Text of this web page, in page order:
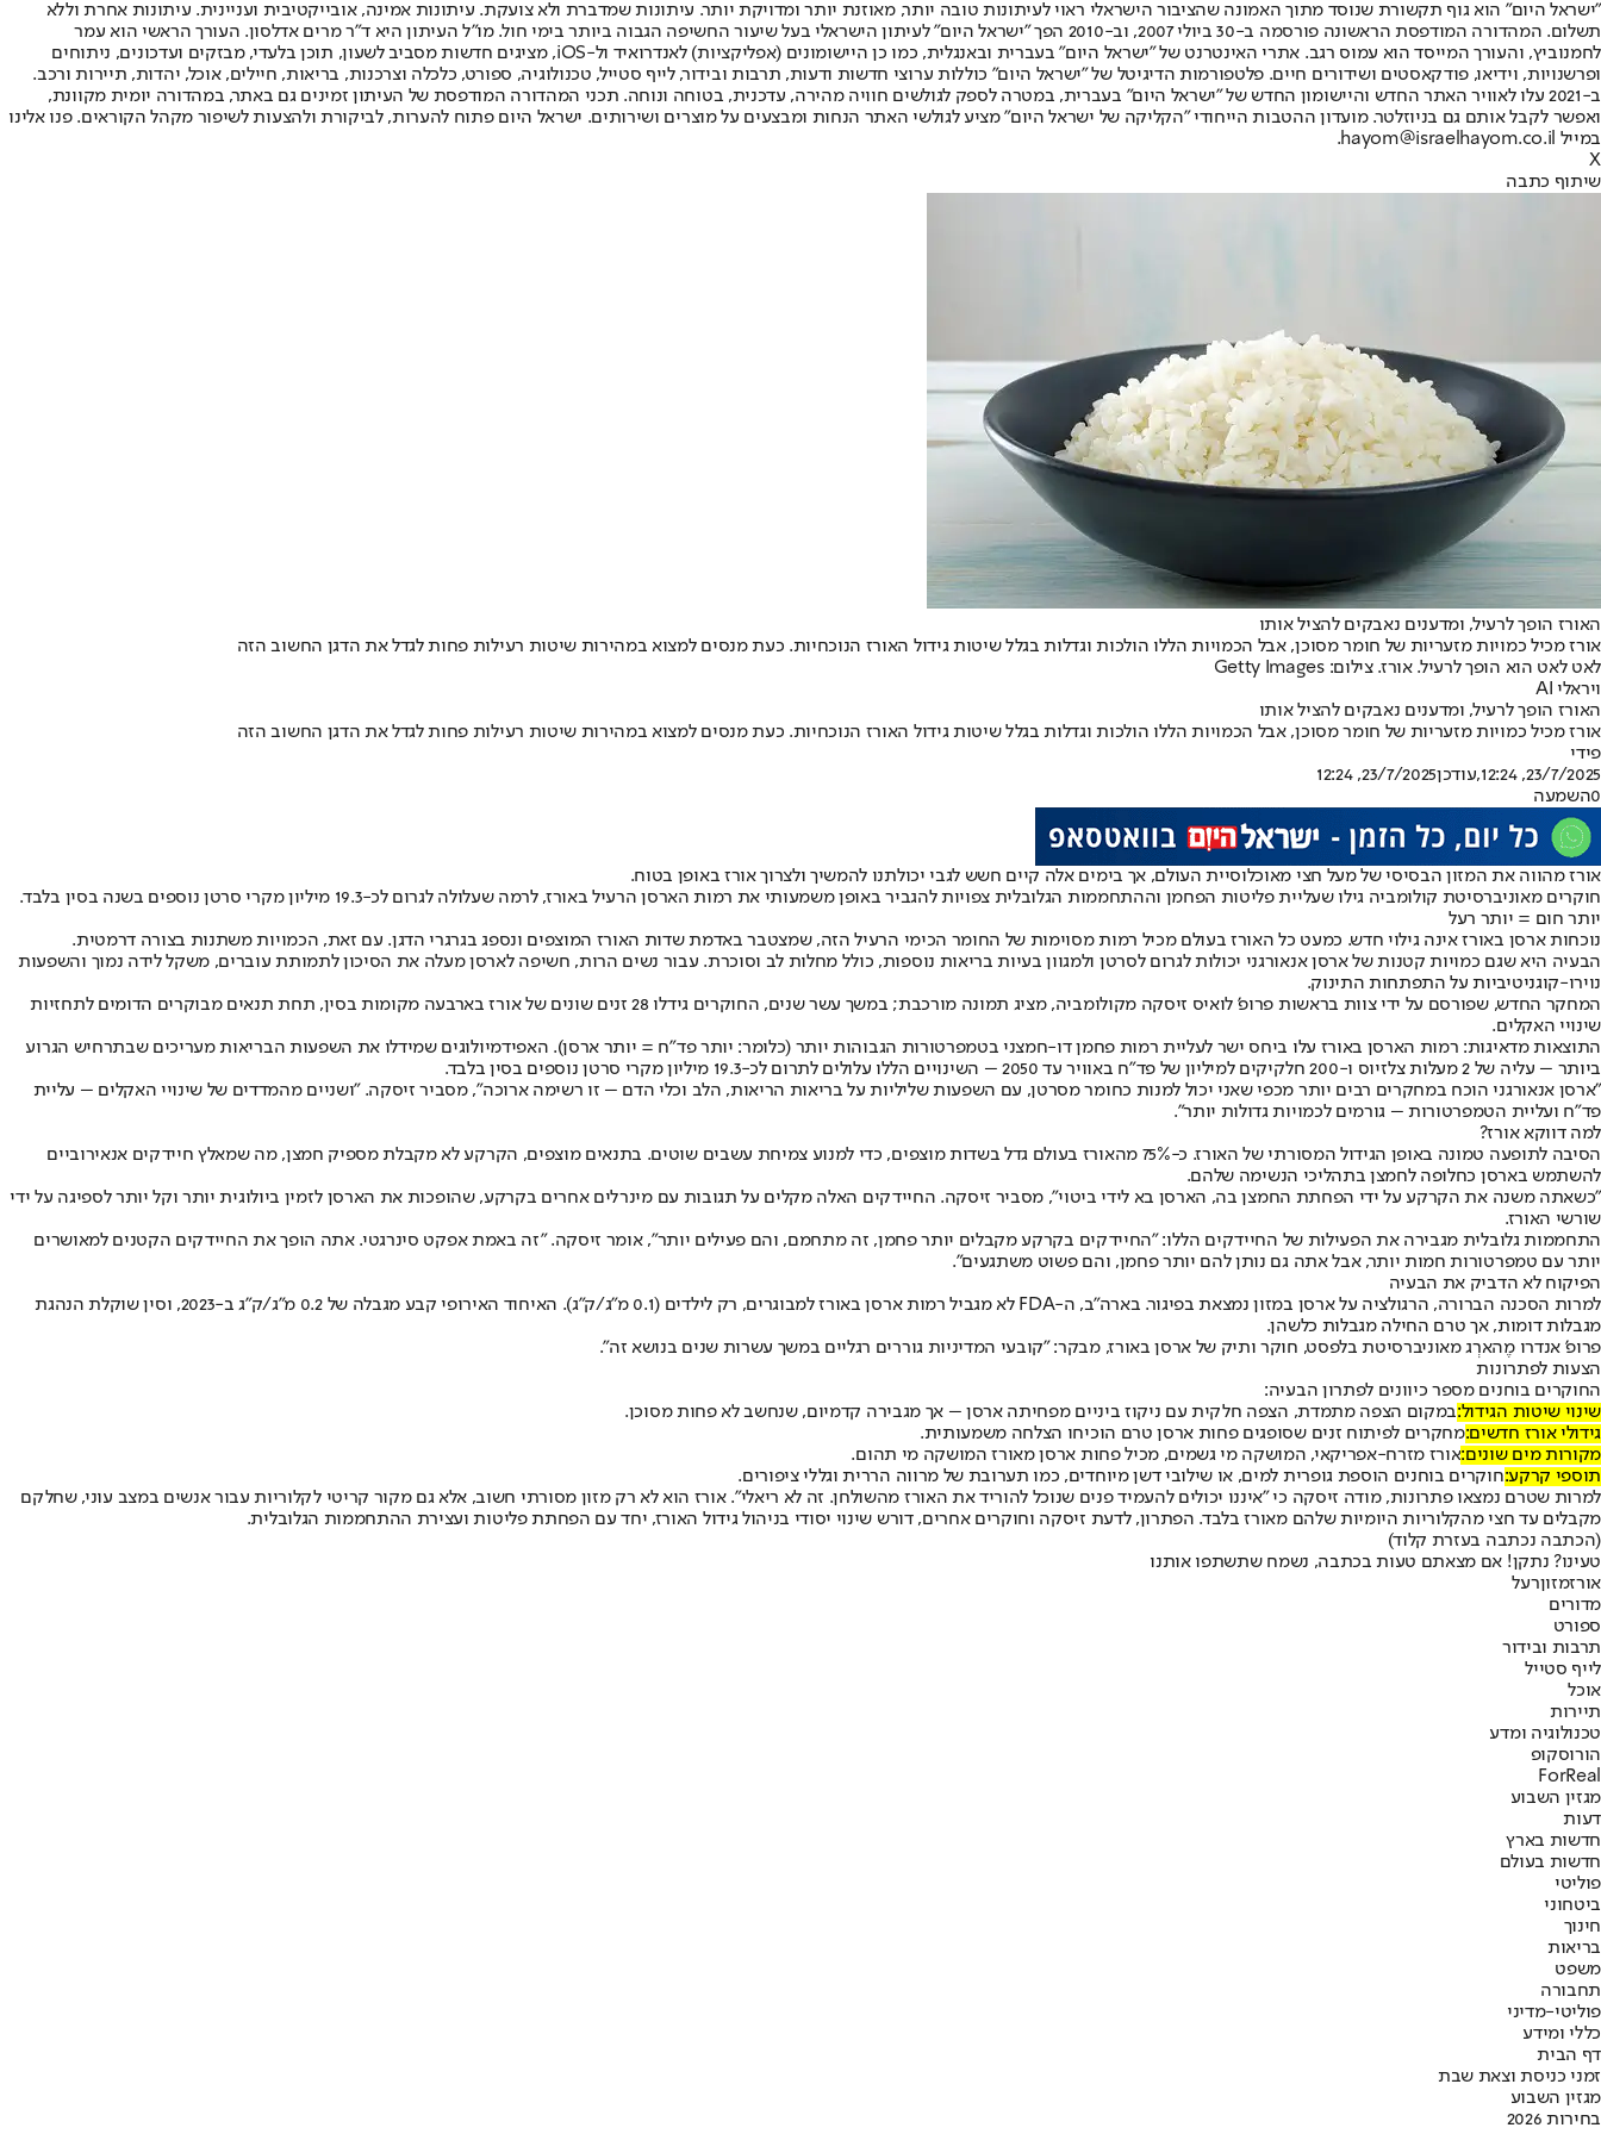
"ישראל היום" הוא גוף תקשורת שנוסד מתוך האמונה שהציבור הישראלי ראוי לעיתונות טובה יותר, מאוזנת יותר ומדויקת יותר. עיתונות שמדברת ולא צועקת. עיתונות אמינה, אובייקטיבית ועניינית. עיתונות אחרת וללא
תשלום. המהדורה המודפסת הראשונה פורסמה ב-30 ביולי 2007, וב-2010 הפך "ישראל היום" לעיתון הישראלי בעל שיעור החשיפה הגבוה ביותר בימי חול. מו"ל העיתון היא ד"ר מרים אדלסון. העורך הראשי הוא עמר
לחמנוביץ, והעורך המייסד הוא עמוס רגב. אתרי האינטרנט של "ישראל היום" בעברית ובאנגלית, כמו כן היישומונים (אפליקציות) לאנדרואיד ול-iOS, מציגים חדשות מסביב לשעון, תוכן בלעדי, מבזקים ועדכונים, ניתוחים
ופרשנויות, וידיאו, פודקאסטים ושידורים חיים. פלטפורמות הדיגיטל של "ישראל היום" כוללות ערוצי חדשות ודעות, תרבות ובידור, לייף סטייל, טכנולוגיה, ספורט, כלכלה וצרכנות, בריאות, חיילים, אוכל, יהדות, תיירות ורכב.
ב-2021 עלו לאוויר האתר החדש והיישומון החדש של "ישראל היום" בעברית, במטרה לספק לגולשים חוויה מהירה, עדכנית, בטוחה ונוחה. תכני המהדורה המודפסת של העיתון זמינים גם באתר, במהדורה יומית מקוונת,
ואפשר לקבל אותם גם בניוזלטר. מועדון ההטבות הייחודי "הקליקה של ישראל היום" מציע לגולשי האתר הנחות ומבצעים על מוצרים ושירותים. ישראל היום פתוח להערות, לביקורת ולהצעות לשיפור מקהל הקוראים. פנו אלינו
במייל hayom@israelhayom.co.il.
X
שיתוף כתבה
האורז הופך לרעיל, ומדענים נאבקים להציל אותו
אורז מכיל כמויות מזעריות של חומר מסוכן, אבל הכמויות הללו הולכות וגדלות בגלל שיטות גידול האורז הנוכחיות. כעת מנסים למצוא במהירות שיטות רעילות פחות לגדל את הדגן החשוב הזה
לאט לאט הוא הופך לרעיל. אורז. צילום: Getty Images
ויראלי AI
האורז הופך לרעיל, ומדענים נאבקים להציל אותו
אורז מכיל כמויות מזעריות של חומר מסוכן, אבל הכמויות הללו הולכות וגדלות בגלל שיטות גידול האורז הנוכחיות. כעת מנסים למצוא במהירות שיטות רעילות פחות לגדל את הדגן החשוב הזה
פידי
23/7/2025, 12:24
,עודכן23/7/2025, 12:24
0השמעה
אורז מהווה את המזון הבסיסי של מעל חצי מאוכלוסיית העולם, אך בימים אלה קיים חשש לגבי יכולתנו להמשיך ולצרוך אורז באופן בטוח.
חוקרים מאוניברסיטת קולומביה גילו שעליית פליטות הפחמן וההתחממות הגלובלית צפויות להגביר באופן משמעותי את רמות הארסן הרעיל באורז, לרמה שעלולה לגרום לכ-19.3 מיליון מקרי סרטן נוספים בשנה בסין בלבד.
יותר חום = יותר רעל
נוכחות ארסן באורז אינה גילוי חדש. כמעט כל האורז בעולם מכיל רמות מסוימות של החומר הכימי הרעיל הזה, שמצטבר באדמת שדות האורז המוצפים ונספג בגרגרי הדגן. עם זאת, הכמויות משתנות בצורה דרמטית.
הבעיה היא שגם כמויות קטנות של ארסן אנאורגני יכולות לגרום לסרטן ולמגוון בעיות בריאות נוספות, כולל מחלות לב וסוכרת. עבור נשים הרות, חשיפה לארסן מעלה את הסיכון לתמותת עוברים, משקל לידה נמוך והשפעות
נוירו-קוגניטיביות על התפתחות התינוק.
המחקר החדש, שפורסם על ידי צוות בראשות פרופ' לואיס זיסקה מקולומביה, מציג תמונה מורכבת; במשך עשר שנים, החוקרים גידלו 28 זנים שונים של אורז בארבעה מקומות בסין, תחת תנאים מבוקרים הדומים לתחזיות
שינויי האקלים.
התוצאות מדאיגות: רמות הארסן באורז עלו ביחס ישר לעליית רמות פחמן דו-חמצני בטמפרטורות הגבוהות יותר (כלומר: יותר פד”ח = יותר ארסן). האפידמיולוגים שמידלו את השפעות הבריאות מעריכים שבתרחיש הגרוע
ביותר – עליה של 2 מעלות צלזיוס ו-200 חלקיקים למיליון של פד"ח באוויר עד 2050 – השינויים הללו עלולים לתרום לכ-19.3 מיליון מקרי סרטן נוספים בסין בלבד.
"ארסן אנאורגני הוכח במחקרים רבים יותר מכפי שאני יכול למנות כחומר מסרטן, עם השפעות שליליות על בריאות הריאות, הלב וכלי הדם – זו רשימה ארוכה", מסביר זיסקה. "ושניים מהמדדים של שינויי האקלים – עליית
פד"ח ועליית הטמפרטורות – גורמים לכמויות גדולות יותר".
למה דווקא אורז?
הסיבה לתופעה טמונה באופן הגידול המסורתי של האורז. כ-75% מהאורז בעולם גדל בשדות מוצפים, כדי למנוע צמיחת עשבים שוטים. בתנאים מוצפים, הקרקע לא מקבלת מספיק חמצן, מה שמאלץ חיידקים אנאירוביים
להשתמש בארסן כחלופה לחמצן בתהליכי הנשימה שלהם.
"כשאתה משנה את הקרקע על ידי הפחתת החמצן בה, הארסן בא לידי ביטוי", מסביר זיסקה. החיידקים האלה מקלים על תגובות עם מינרלים אחרים בקרקע, שהופכות את הארסן לזמין ביולוגית יותר וקל יותר לספיגה על ידי
שורשי האורז.
התחממות גלובלית מגבירה את הפעילות של החיידקים הללו: "החיידקים בקרקע מקבלים יותר פחמן, זה מתחמם, והם פעילים יותר", אומר זיסקה. "זה באמת אפקט סינרגטי. אתה הופך את החיידקים הקטנים למאושרים
יותר עם טמפרטורות חמות יותר, אבל אתה גם נותן להם יותר פחמן, והם פשוט משתגעים".
הפיקוח לא הדביק את הבעיה
למרות הסכנה הברורה, הרגולציה על ארסן במזון נמצאת בפיגור. בארה"ב, ה-FDA לא מגביל רמות ארסן באורז למבוגרים, רק לילדים (0.1 מ"ג/ק"ג). האיחוד האירופי קבע מגבלה של 0.2 מ"ג/ק"ג ב-2023, וסין שוקלת הנהגת
מגבלות דומות, אך טרם החילה מגבלות כלשהן.
פרופ' אנדרו מֶהארְג מאוניברסיטת בלפסט, חוקר ותיק של ארסן באורז, מבקר: "קובעי המדיניות גוררים רגליים במשך עשרות שנים בנושא זה".
הצעות לפתרונות
החוקרים בוחנים מספר כיוונים לפתרון הבעיה:
שינוי שיטות הגידול:במקום הצפה מתמדת, הצפה חלקית עם ניקוז ביניים מפחיתה ארסן – אך מגבירה קדמיום, שנחשב לא פחות מסוכן.
גידולי אורז חדשים:מחקרים לפיתוח זנים שסופגים פחות ארסן טרם הוכיחו הצלחה משמעותית.
מקורות מים שונים:אורז מזרח-אפריקאי, המושקה מי גשמים, מכיל פחות ארסן מאורז המושקה מי תהום.
תוספי קרקע:חוקרים בוחנים הוספת גופרית למים, או שילובי דשן מיוחדים, כמו תערובת של מרווה הררית וגללי ציפורים.
למרות שטרם נמצאו פתרונות, מודה זיסקה כי "איננו יכולים להעמיד פנים שנוכל להוריד את האורז מהשולחן. זה לא ריאלי". אורז הוא לא רק מזון מסורתי חשוב, אלא גם מקור קריטי לקלוריות עבור אנשים במצב עוני, שחלקם
מקבלים עד חצי מהקלוריות היומיות שלהם מאורז בלבד. הפתרון, לדעת זיסקה וחוקרים אחרים, דורש שינוי יסודי בניהול גידול האורז, יחד עם הפחתת פליטות ועצירת ההתחממות הגלובלית.
(הכתבה נכתבה בעזרת קלוד)
טעינו? נתקן! אם מצאתם טעות בכתבה, נשמח שתשתפו אותנו
אורזמזוןרעל
מדורים
ספורט
תרבות ובידור
לייף סטייל
אוכל
תיירות
טכנולוגיה ומדע
הורוסקופ
ForReal
מגזין השבוע
דעות
חדשות בארץ
חדשות בעולם
פוליטי
ביטחוני
חינוך
בריאות
משפט
תחבורה
פוליטי-מדיני
כללי ומידע
דף הבית
זמני כניסת וצאת שבת
מגזין השבוע
בחירות 2026